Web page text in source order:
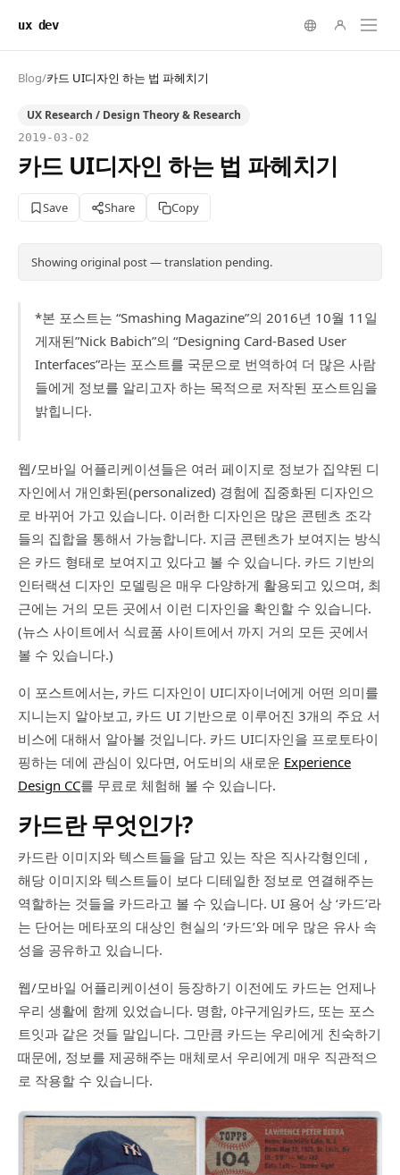
ux dev
Blog/카드 UI디자인 하는 법 파헤치기
UX Research / Design Theory & Research
2019-03-02
카드 UI디자인 하는 법 파헤치기
Save Share Copy
Showing original post — translation pending.
*본 포스트는 “Smashing Magazine”의 2016년 10월 11일
게재된”Nick Babich”의 “Designing Card-Based User
Interfaces”라는 포스트를 국문으로 번역하여 더 많은 사람
들에게 정보를 알리고자 하는 목적으로 저작된 포스트임을
밝힙니다.
웹/모바일 어플리케이션들은 여러 페이지로 정보가 집약된 디
자인에서 개인화된(personalized) 경험에 집중화된 디자인으
로 바뀌어 가고 있습니다. 이러한 디자인은 많은 콘텐츠 조각
들의 집합을 통해서 가능합니다. 지금 콘텐츠가 보여지는 방식
은 카드 형태로 보여지고 있다고 볼 수 있습니다. 카드 기반의
인터랙션 디자인 모델링은 매우 다양하게 활용되고 있으며, 최
근에는 거의 모든 곳에서 이런 디자인을 확인할 수 있습니다.
(뉴스 사이트에서 식료품 사이트에서 까지 거의 모든 곳에서
볼 수 있습니다.)
이 포스트에서는, 카드 디자인이 UI디자이너에게 어떤 의미를
지니는지 알아보고, 카드 UI 기반으로 이루어진 3개의 주요 서
비스에 대해서 알아볼 것입니다. 카드 UI디자인을 프로토타이
핑하는 데에 관심이 있다면, 어도비의 새로운 Experience
Design CC를 무료로 체험해 볼 수 있습니다.
카드란 무엇인가?
카드란 이미지와 텍스트들을 담고 있는 작은 직사각형인데 ,
해당 이미지와 텍스트들이 보다 디테일한 정보로 연결해주는
역할하는 것들을 카드라고 볼 수 있습니다. UI 용어 상 ‘카드’라
는 단어는 메타포의 대상인 현실의 ‘카드’와 메우 많은 유사 속
성을 공유하고 있습니다.
웹/모바일 어플리케이션이 등장하기 이전에도 카드는 언제나
우리 생활에 함께 있었습니다. 명함, 야구게임카드, 또는 포스
트잇과 같은 것들 말입니다. 그만큼 카드는 우리에게 친숙하기
때문에, 정보를 제공해주는 매체로서 우리에게 매우 직관적으
로 작용할 수 있습니다.